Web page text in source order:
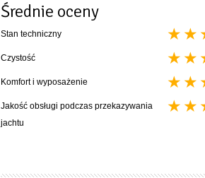
Średnie oceny
Stan techniczny
Czystość
Komfort i wyposażenie
Jakość obsługi podczas przekazywania
jachtu